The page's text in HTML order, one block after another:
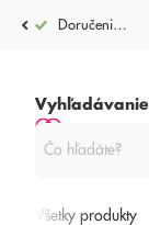
Doručenie po celej SR od 4,99€
Vyhľadávanie
Všetky produkty